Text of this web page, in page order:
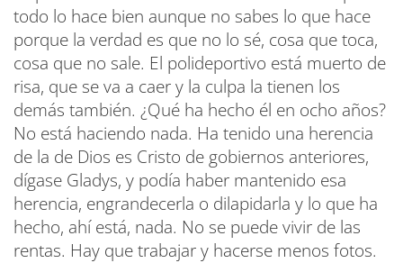
todo lo hace bien aunque no sabes lo que hace
porque la verdad es que no lo sé, cosa que toca,
cosa que no sale. El polideportivo está muerto de
risa, que se va a caer y la culpa la tienen los
demás también. ¿Qué ha hecho él en ocho años?
No está haciendo nada. Ha tenido una herencia
de la de Dios es Cristo de gobiernos anteriores,
dígase Gladys, y podía haber mantenido esa
herencia, engrandecerla o dilapidarla y lo que ha
hecho, ahí está, nada. No se puede vivir de las
rentas. Hay que trabajar y hacerse menos fotos.